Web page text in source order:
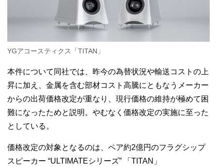
YGアコースティクス「TITAN」
本件について同社では、昨今の為替状況や輸送コストの上
昇に加え、金属を含む部材コスト高騰にともなうメーカー
からの出荷価格改定が重なり、現行価格の維持が極めて困
難になったためと説明。やむなく価格改定の実施に至った
としている。
価格改定の対象となるのは、ペア約2億円のフラグシップ
スピーカー “ULTIMATEシリーズ” 「TITAN」